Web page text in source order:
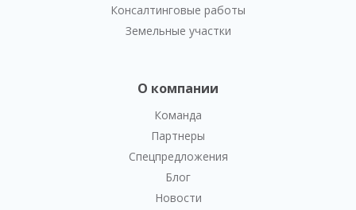
Консалтинговые работы
Земельные участки
О компании
Команда
Партнеры
Спецпредложения
Блог
Новости